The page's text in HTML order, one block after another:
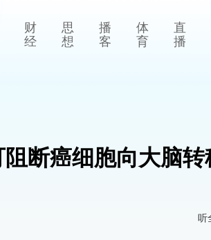
财
经
思
想
播
客
体
育
直
播
断癌细胞向大脑转
听